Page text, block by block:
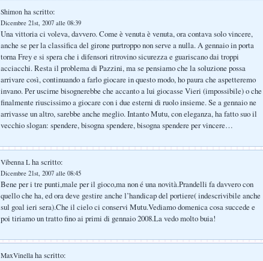
Shimon ha scritto:
Dicembre 21st, 2007 alle 08:39
Una vittoria ci voleva, davvero. Come è venuta è venuta, ora contava solo vincere,
anche se per la classifica del girone purtroppo non serve a nulla. A gennaio in porta
torna Frey e si spera che i difensori ritrovino sicurezza e guariscano dai troppi
acciacchi. Resta il problema di Pazzini, ma se pensiamo che la soluzione possa
arrivare così, continuando a farlo giocare in questo modo, ho paura che aspetteremo
invano. Per uscirne bisognerebbe che accanto a lui giocasse Vieri (impossibile) o che
finalmente riuscissimo a giocare con i due esterni di ruolo insieme. Se a gennaio ne
arrivasse un altro, sarebbe anche meglio. Intanto Mutu, con eleganza, ha fatto suo il
vecchio slogan: spendere, bisogna spendere, bisogna spendere per vincere…
Vibenna L ha scritto:
Dicembre 21st, 2007 alle 08:45
Bene per i tre punti,male per il gioco,ma non é una novità.Prandelli fa davvero con
quello che ha, ed ora deve gestire anche l’handicap del portiere( indescrivibile anche
sul goal ieri sera).Che il cielo ci conservi Mutu.Vediamo domenica cosa succede e
poi tiriamo un tratto fino ai primi di gennaio 2008.La vedo molto buia!
MaxVinella ha scritto: